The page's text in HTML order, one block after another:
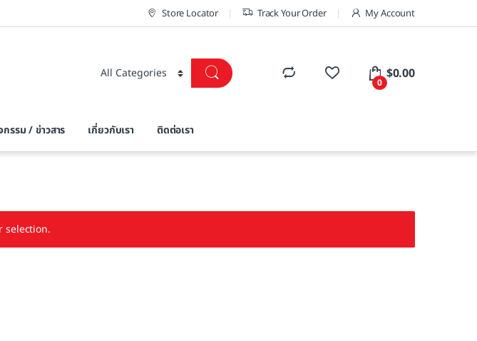
Store Locator Track Your Order My Account
0
$0.00
กรรม / ข่าวสาร เกี่ยวกับเรา ติดต่อเรา
selection.